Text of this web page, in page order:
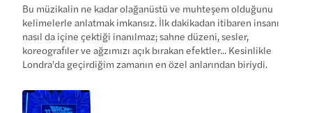
Bu müzikalin ne kadar olağanüstü ve muhteşem olduğunu
kelimelerle anlatmak imkansız. İlk dakikadan itibaren insanı
nasıl da içine çektiği inanılmaz; sahne düzeni, sesler,
koreografiler ve ağzımızı açık bırakan efektler... Kesinlikle
Londra'da geçirdiğim zamanın en özel anlarından biriydi.